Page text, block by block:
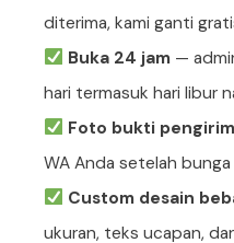
diterima, kami ganti
Buka 24 jam—
hari termasuk hari libur
Foto bukti
WA Anda setelah
Custom desain
ukuran, teks ucapan,